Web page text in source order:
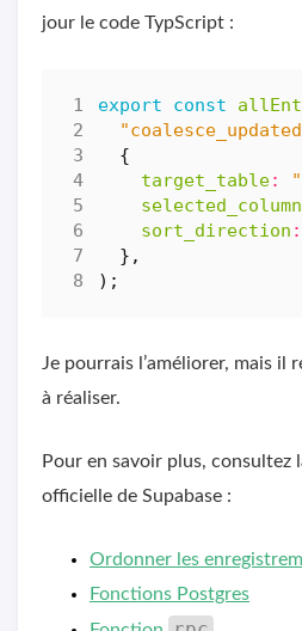
jour le code TypScript :
export const
{
target_table:
sort_direction :
},
);
Je pourrais l’améliorer, mais il
à réaliser.
Pour en savoir plus, consultez
officielle de Supabase :
Ordonner les
Fonctions Postgres